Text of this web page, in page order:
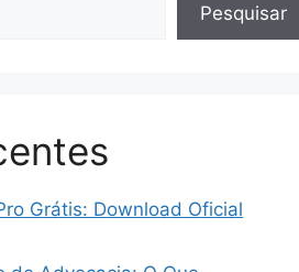
Pesquisar
Grátis: Download Oficial